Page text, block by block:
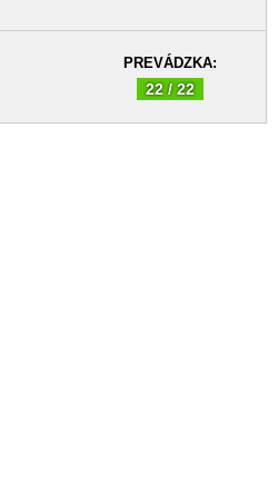
PREVÁDZKA:
22 / 22